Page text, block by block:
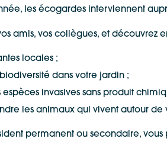
les écogardes interviennent
amis, vos collègues, et découvrez
locales ;
dans votre jardin ;
espèces invasives sans produit
les animaux qui vivent autour de
permanent ou secondaire,
Apple Plans